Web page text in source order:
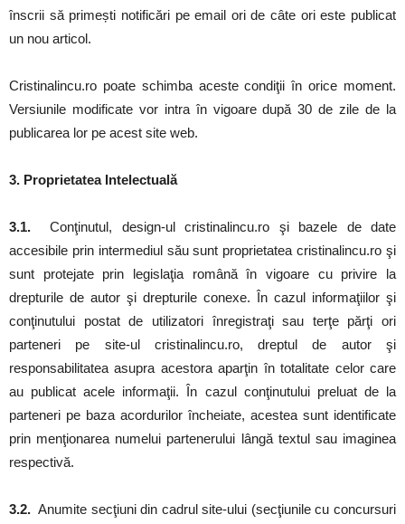
înscrii să primești notificări pe email ori de câte ori este publicat
un nou articol.
Cristinalincu.ro poate schimba aceste condiţii în orice moment.
Versiunile modificate vor intra în vigoare după 30 de zile de la
publicarea lor pe acest site web.
3. Proprietatea Intelectuală
3.1. Conţinutul, design-ul cristinalincu.ro şi bazele de date
accesibile prin intermediul său sunt proprietatea cristinalincu.ro şi
sunt protejate prin legislaţia română în vigoare cu privire la
drepturile de autor şi drepturile conexe. În cazul informaţiilor şi
conţinutului postat de utilizatori înregistraţi sau terţe părţi ori
parteneri pe site-ul cristinalincu.ro, dreptul de autor şi
responsabilitatea asupra acestora aparţin în totalitate celor care
au publicat acele informaţii. În cazul conţinutului preluat de la
parteneri pe baza acordurilor încheiate, acestea sunt identificate
prin menţionarea numelui partenerului lângă textul sau imaginea
respectivă.
3.2. Anumite secţiuni din cadrul site-ului (secţiunile cu concursuri